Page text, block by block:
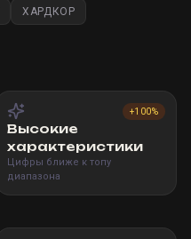
ХАРДКОР
+100%
Высокие
характеристики
Цифры ближе к топу
диапазона